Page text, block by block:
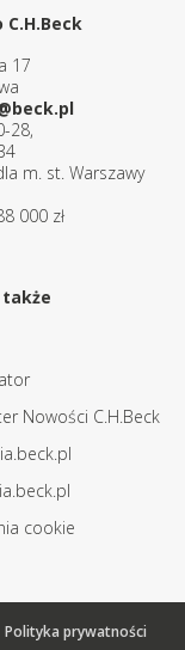
17
28,
m. st. Warszawy
000 zł
także
Nowości C.H.Beck
cookie
Polityka prywatności